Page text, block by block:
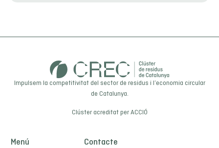
Impulsem la competitivitat del sector de residus i l’economia circular
de Catalunya.
Clúster acreditat perACCIÓ
Menú
Contacte